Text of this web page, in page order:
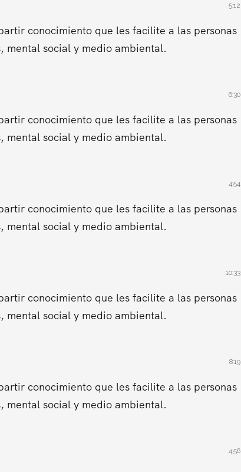
5:12
conocimiento que les facilite a las personas
mental social y medio ambiental.
6:30
conocimiento que les facilite a las personas
mental social y medio ambiental.
4:54
conocimiento que les facilite a las personas
mental social y medio ambiental.
10:33
conocimiento que les facilite a las personas
mental social y medio ambiental.
8:19
conocimiento que les facilite a las personas
mental social y medio ambiental.
4:56